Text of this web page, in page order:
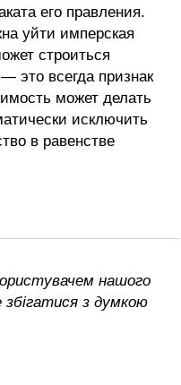
его правления.
уйти имперская
строиться
это всегда признак
может делать
исключить
в равенстве
нашого
збігатися з думкою